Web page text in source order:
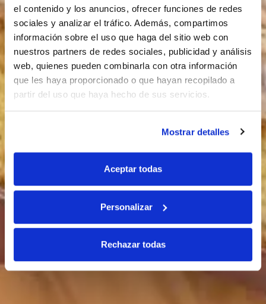
el contenido y los anuncios, ofrecer funciones de redes
sociales y analizar el tráfico. Además, compartimos
información sobre el uso que haga del sitio web con
nuestros partners de redes sociales, publicidad y análisis
web, quienes pueden combinarla con otra información
que les haya proporcionado o que hayan recopilado a
partir del uso que haya hecho de sus servicios.
Mostrar detalles
Aceptar todas
Personalizar
Rechazar todas